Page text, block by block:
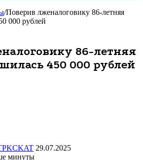
/Поверив лженалоговику 86-летняя
000 рублей
86-летняя
450 000 рублей
29.07.2025
минуты